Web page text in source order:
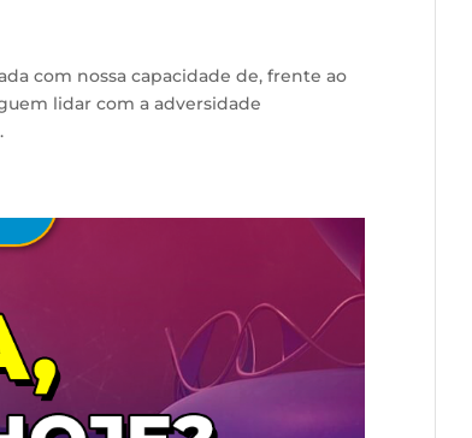
com nossa capacidade de, frente ao
lidar com a adversidade